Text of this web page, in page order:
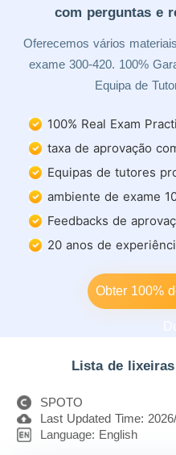
com perguntas e
Oferecemos vários
exame 300-420. 100%
Equipa de
100% Real Exam
taxa de aprovação
Equipas de tutores
ambiente de exame
Feedbacks de
20 anos de
Obter 100%
Lista de
SPOTO
Last Updated Time:
Language: English